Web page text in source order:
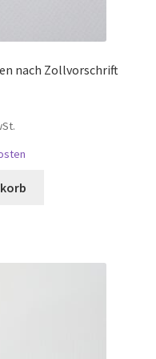
nach Zollvorschrift